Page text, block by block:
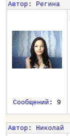
Автор : Регина
Сообщений : 9
Автор : Николай